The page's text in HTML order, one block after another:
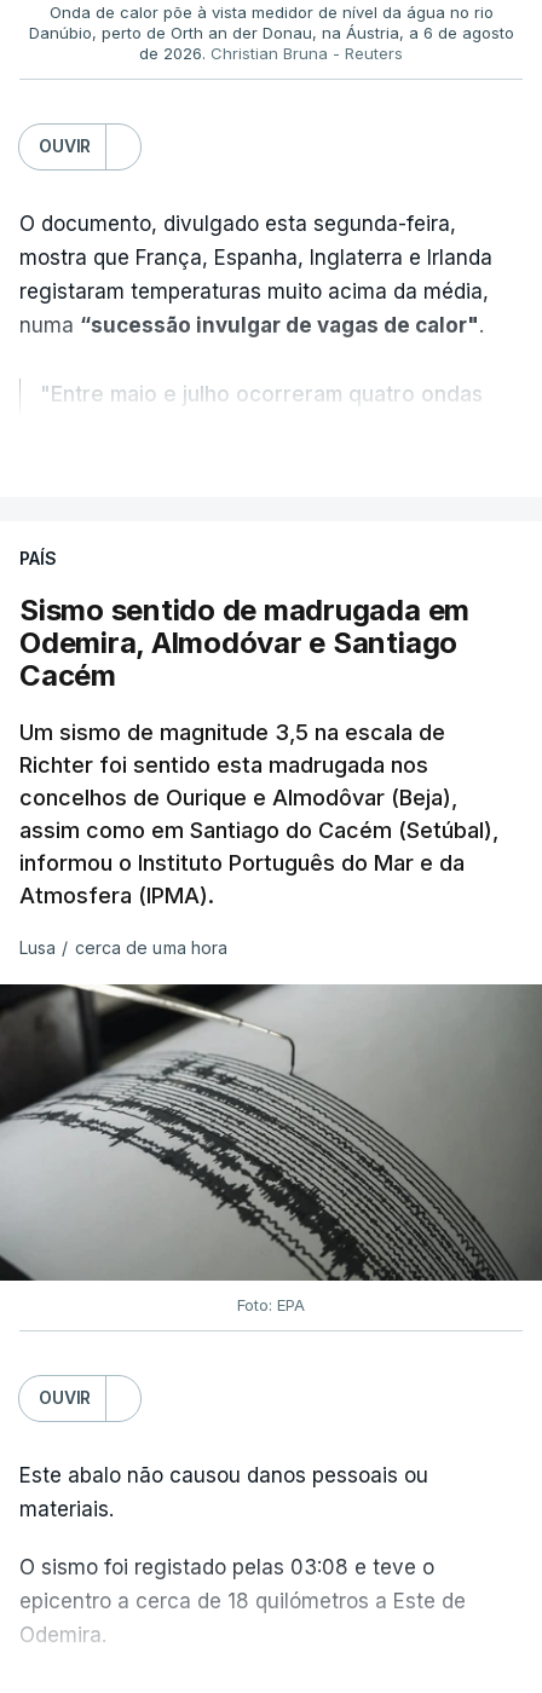
Onda de calor põe à vista medidor de nível da água no rio
Danúbio, perto de Orth an der Donau, na Áustria, a 6 de agosto
de 2026. Christian Bruna - Reuters
OUVIR
O documento, divulgado esta segunda-feira,
mostra que França, Espanha, Inglaterra e Irlanda
registaram temperaturas muito acima da média,
numa “sucessão invulgar de vagas de calor".
"Entre maio e julho ocorreram quatro ondas
temperaturas recorde, também a
ajudou
Pelo contrário, a precipitação manteve-semuito
perderam grande parte da humidade.
Houve também uma “diminuição significativa de
caudais de rios, incluindo rios como o Sena, o
Reno e o Danúbio” que teveimpacto no
abastecimento de água
de energia em vários países.
De acordo com o Serviço de Mudanças Climáticas
Copernicus
, implementado pelo Centro Europeu de
Previsões Meteorológicas de Médio Prazo,
também registou a maior temperatura da
superfície do marde sempre, neste mês, nos
oceanos extrapolares.
Aliás, em toda a Europa os recordes ao longo do
Atlântico e do Mediterrâneo ocidental foram
ondas de calor marinhas fortes ou
Em julho, a temperatura da superfície do mar
estabelecido em julho de 2023, com 20,89°C.
Este recorde é enquadrado pelos cientistas do
Copernicus numa tendência mais ampla de
aquecimento climático
PAÍS
Sismo sentido de madrugada em
Odemira, Almodóvar e Santiago
Cacém
Um sismo de magnitude 3,5 na escala de
Richter foi sentido esta madrugada nos
concelhos de Ourique e Almodôvar (Beja),
assim como em Santiago do Cacém (Setúbal),
informou o Instituto Português do Mar e da
Atmosfera (IPMA).
Lusa / cerca de uma hora
Foto: EPA
OUVIR
Este abalo não causou danos pessoais ou
materiais.
O sismo foi registado pelas 03:08 e teve o
epicentro a cerca de 18 quilómetros a Este de
Odemira.